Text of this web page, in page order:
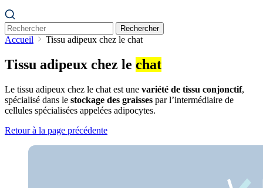
Rechercher
Accueil Tissu adipeux chez le chat
Tissu adipeux chez le chat
Le tissu adipeux chez le chat est une variété de tissu conjonctif,
spécialisé dans le stockage des graisses par l’intermédiaire de
cellules spécialisées appelées adipocytes.
Retour à la page précédente